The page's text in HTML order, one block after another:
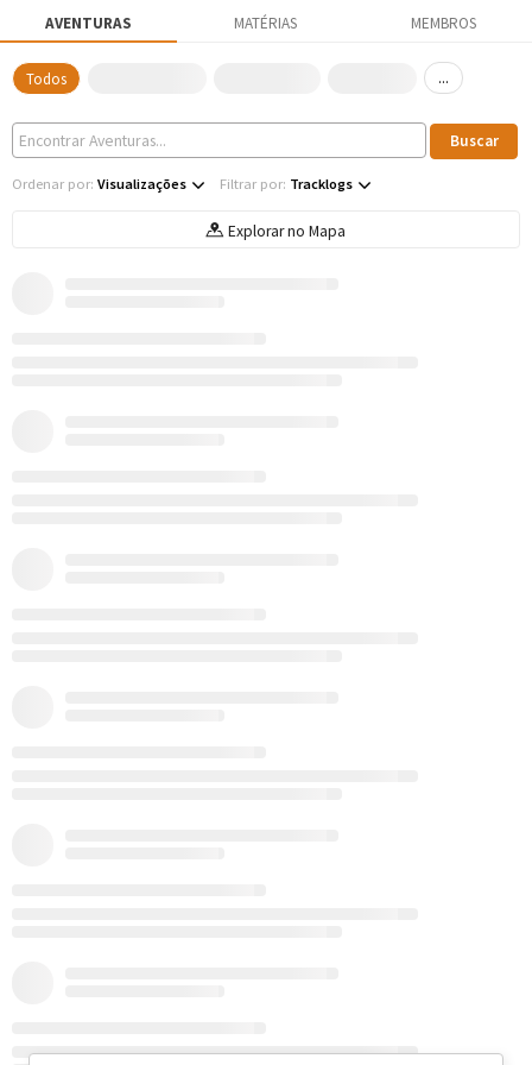
AVENTURAS MATÉRIAS MEMBROS
Todos ...
Ordenar por: Visualizações Filtrar por: Tracklogs
Explorar no Mapa